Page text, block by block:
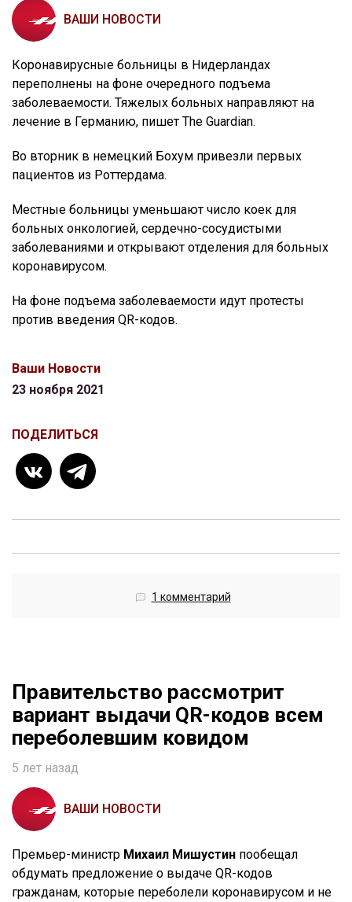
ВАШИ НОВОСТИ
Коронавирусные больницы в Нидерландах
переполнены на фоне очередного подъема
заболеваемости. Тяжелых больных направляют на
лечение в Германию, пишет The Guardian.
Во вторник в немецкий Бохум привезли первых
пациентов из Роттердама.
Местные больницы уменьшают число коек для
больных онкологией, сердечно-сосудистыми
заболеваниями и открывают отделения для больных
коронавирусом.
На фоне подъема заболеваемости идут протесты
против введения QR-кодов.
Ваши Новости
23 ноября 2021
ПОДЕЛИТЬСЯ
1 комментарий
Правительство рассмотрит
вариант выдачи QR-кодов всем
переболевшим ковидом
5 лет назад
ВАШИ НОВОСТИ
Премьер-министр Михаил Мишустин пообещал
обдумать предложение о выдаче QR-кодов
гражданам, которые переболели коронавирусом и не